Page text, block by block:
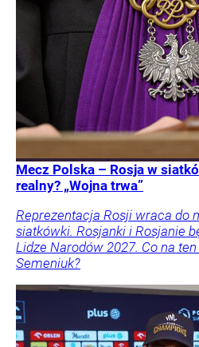
Mecz Polska – Rosja w
realny? „Wojna trwa”
Reprezentacja Rosji wraca do
siatkówki. Rosjanki i Rosjanie
Lidze Narodów 2027. Co na
Semeniuk?